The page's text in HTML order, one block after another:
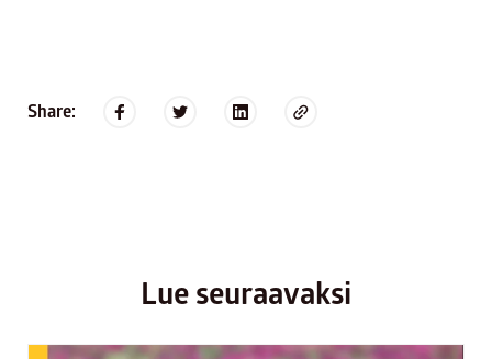
Share:
Lue seuraavaksi